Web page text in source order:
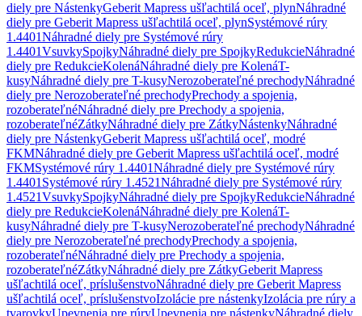
diely pre NástenkyGeberit Mapress ušľachtilá oceľ, plynNáhradné
diely pre Geberit Mapress ušľachtilá oceľ, plynSystémové rúry
1.4401Náhradné diely pre Systémové rúry
1.4401VsuvkySpojkyNáhradné diely pre SpojkyRedukcieNáhradné
diely pre RedukcieKolenáNáhradné diely pre KolenáT-
kusyNáhradné diely pre T-kusyNerozoberateľné prechodyNáhradné
diely pre Nerozoberateľné prechodyPrechody a spojenia,
rozoberateľnéNáhradné diely pre Prechody a spojenia,
rozoberateľnéZátkyNáhradné diely pre ZátkyNástenkyNáhradné
diely pre NástenkyGeberit Mapress ušľachtilá oceľ, modré
FKMNáhradné diely pre Geberit Mapress ušľachtilá oceľ, modré
FKMSystémové rúry 1.4401Náhradné diely pre Systémové rúry
1.4401 Systémové rúry 1.4521Náhradné diely pre Systémové rúry
1.4521VsuvkySpojkyNáhradné diely pre SpojkyRedukcieNáhradné
diely pre RedukcieKolenáNáhradné diely pre KolenáT-
kusyNáhradné diely pre T-kusyNerozoberateľné prechodyNáhradné
diely pre Nerozoberateľné prechodyPrechody a spojenia,
rozoberateľnéNáhradné diely pre Prechody a spojenia,
rozoberateľnéZátkyNáhradné diely pre ZátkyGeberit Mapress
ušľachtilá oceľ, príslušenstvoNáhradné diely pre Geberit Mapress
ušľachtilá oceľ, príslušenstvoIzolácie pre nástenkyIzolácia pre rúry a
tvarovkyUpevnenia pre rúryUpevnenia pre nástenkyNáhradné diely